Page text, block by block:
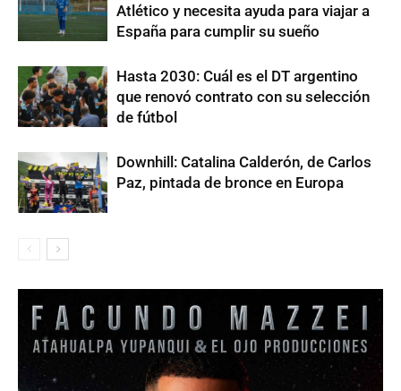
Atlético y necesita ayuda para viajar a
España para cumplir su sueño
Hasta 2030: Cuál es el DT argentino
que renovó contrato con su selección
de fútbol
Downhill: Catalina Calderón, de Carlos
Paz, pintada de bronce en Europa